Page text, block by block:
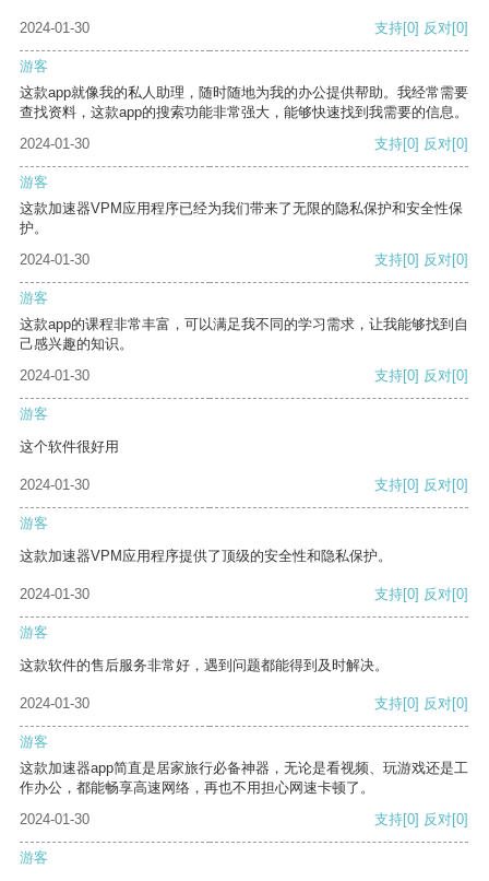
2024-01-30 支持[0] 反对[0]
游客
这款app就像我的私人助理，随时随地为我的办公提供帮助。我经常需要
查找资料，这款app的搜索功能非常强大，能够快速找到我需要的信息。
2024-01-30
支持[0] 反对[0]
游客
这款加速器VPM应用程序已经为我们带来了无限的隐私保护和安全性保
护。
2024-01-30
支持[0] 反对[0]
游客
这款app的课程非常丰富，可以满足我不同的学习需求，让我能够找到自
己感兴趣的知识。
2024-01-30
支持[0] 反对[0]
游客
这个软件很好用
2024-01-30 支持[0] 反对[0]
游客
这款加速器VPM应用程序提供了顶级的安全性和隐私保护。
2024-01-30 支持[0] 反对[0]
游客
这款软件的售后服务非常好，遇到问题都能得到及时解决。
2024-01-30 支持[0] 反对[0]
游客
这款加速器app简直是居家旅行必备神器，无论是看视频、玩游戏还是工
作办公，都能畅享高速网络，再也不用担心网速卡顿了。
2024-01-30
支持[0] 反对[0]
游客